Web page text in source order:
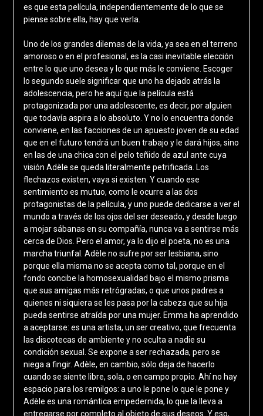
es que esta película, independientemente de lo que se
piense sobre ella, hay que verla.
Uno de los grandes dilemas de la vida, ya sea en el terreno
amoroso o en el profesional, es la casi inevitable elección
entre lo que uno desea y lo que más le conviene. Escoger
lo segundo suele significar que uno ha dejado atrás la
adolescencia, pero he aquí que la película está
protagonizada por una adolescente, es decir, por alguien
que todavía aspira a lo absoluto. Y no lo encuentra donde
conviene, en las facciones de un apuesto joven de su edad
que en el futuro tendrá un buen trabajo y le dará hijos, sino
en las de una chica con el pelo teñido de azul ante cuya
visión Adèle se queda literalmente petrificada. Los
flechazos existen, vaya si existen. Y cuando ese
sentimiento es mutuo, como le ocurre a las dos
protagonistas de la película, y uno puede dedicarse a ver el
mundo a través de los ojos del ser deseado, y desde luego
a mojar sábanas en su compañía, nunca va a sentirse más
cerca de Dios. Pero el amor, ya lo dijo el poeta, no es una
marcha triunfal. Adèle no sufre por ser lesbiana, sino
porque ella misma no se acepta como tal, porque en el
fondo concibe la homosexualidad bajo el mismo prisma
que sus amigas más retrógradas, o que unos padres a
quienes ni siquiera se les pasa por la cabeza que su hija
pueda sentirse atraída por una mujer. Emma ha aprendido
a aceptarse: es una artista, un ser creativo, que frecuenta
las discotecas de ambiente y no oculta a nadie su
condición sexual. Se expone a ser rechazada, pero se
niega a fingir. Adèle, en cambio, sólo deja de hacerlo
cuando se siente libre, sola, o en campo propio. Ahí no hay
espacio para los remilgos: a uno le pone lo que le pone y
Adèle es una romántica empedernida, lo que la lleva a
entregarse por completo al objeto de sus deseos. Y eso,